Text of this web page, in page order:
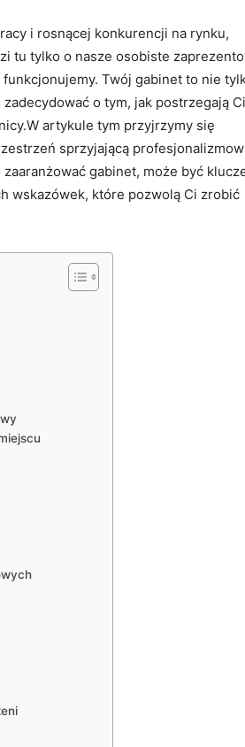
‍i‍ rosnącej‌ konkurencji na‌ rynku,
tu tylko o⁢ nasze osobiste
Twój gabinet to nie
o tym, jak postrzegają
artykule tym przyjrzymy się⁤
sprzyjającą
gabinet, może być
wskazówek, które pozwolą Ci zrobić